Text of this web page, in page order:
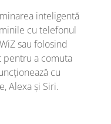
inteligentă
cu telefonul
sau folosind
a comuta
cu
Alexa și Siri.